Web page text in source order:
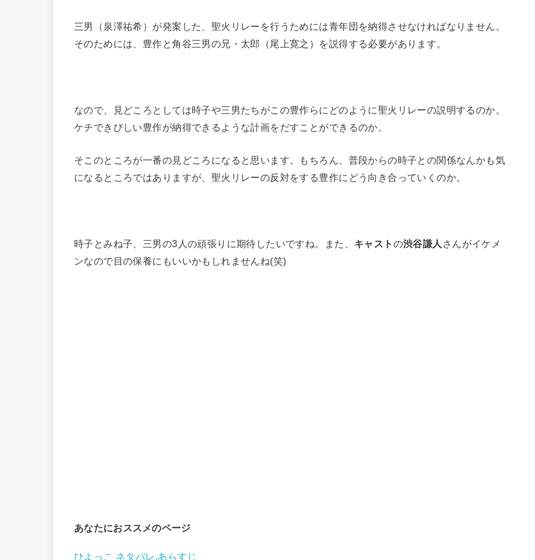
三男（泉澤祐希）が発案した、聖火リレーを行うためには青年団を納得させなければなりません。
そのためには、豊作と角谷三男の兄・太郎（尾上寛之）を説得する必要があります。
なので、見どころとしては時子や三男たちがこの豊作らにどのように聖火リレーの説明するのか。
ケチできびしい豊作が納得できるような計画をだすことができるのか。
そこのところが一番の見どころになると思います。もちろん、普段からの時子との関係なんかも気
になるところではありますが、聖火リレーの反対をする豊作にどう向き合っていくのか。
時子とみね子、三男の3人の頑張りに期待したいですね。また、 キャスト の渋谷謙人 さんがイケメ
ンなので目の保養にもいいかもしれませんね(笑)
あなたにおススメのページ
ひよっこ ネタバレ,あらすじ